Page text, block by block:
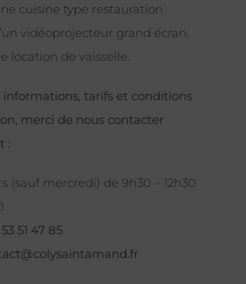
cuisine type restauration
vidéoprojecteur grand écran,
location de vaisselle.
informations, tarifs et conditions
merci de nous contacter
:
(sauf mercredi) de 9h30 – 12h30
51 47 85